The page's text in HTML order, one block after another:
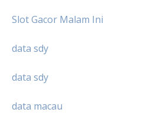
Slot Gacor Malam Ini
data sdy
data sdy
data macau